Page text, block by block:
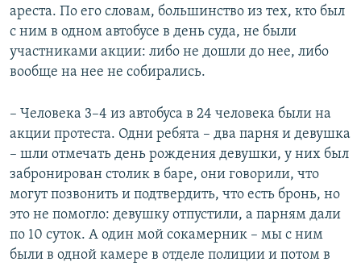
ареста. По его словам, большинство из тех, кто был
с ним в одном автобусе в день суда, не были
участниками акции: либо не дошли до нее, либо
вообще на нее не собирались.
– Человека 3–4 из автобуса в 24 человека были на
акции протеста. Одни ребята – два парня и девушка
– шли отмечать день рождения девушки, у них был
забронирован столик в баре, они говорили, что
могут позвонить и подтвердить, что есть бронь, но
это не помогло: девушку отпустили, а парням дали
по 10 суток. А один мой сокамерник – мы с ним
были в одной камере в отделе полиции и потом в